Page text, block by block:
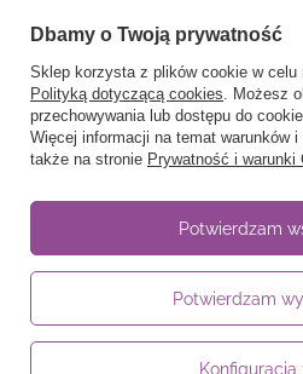
58 762 91 40
Poniedziałek - Piątek
sklep@noyellow.pl
noyellow.pl,Wodnika 50,80-299
Stawki VAT dla
Dbamy o Twoją prywatność
Sklep korzysta z plików cookie w celu
Polityką dotyczącą cookies. Możesz
przechowywania lub dostępu do
Więcej informacji na temat warunków
także na stronie Prywatność i warunki
Potwierdzam
Konfiguracja
Potwierdzam